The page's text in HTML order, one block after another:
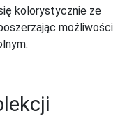
kolorystycznie ze
możliwości